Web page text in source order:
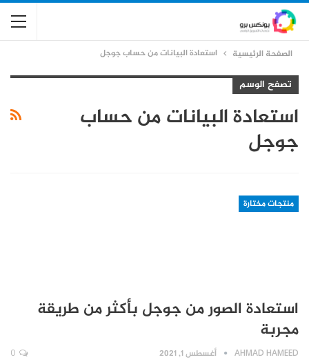
الصفحة الرئيسية استعادة البيانات من حساب جوجل
تصفح الوسم
استعادة البيانات من حساب
جوجل
منتجات مختارة
استعادة الصور من جوجل بأكثر من طريقة
مجربة
AHMAD HAMEED أغسطس 1, 2021